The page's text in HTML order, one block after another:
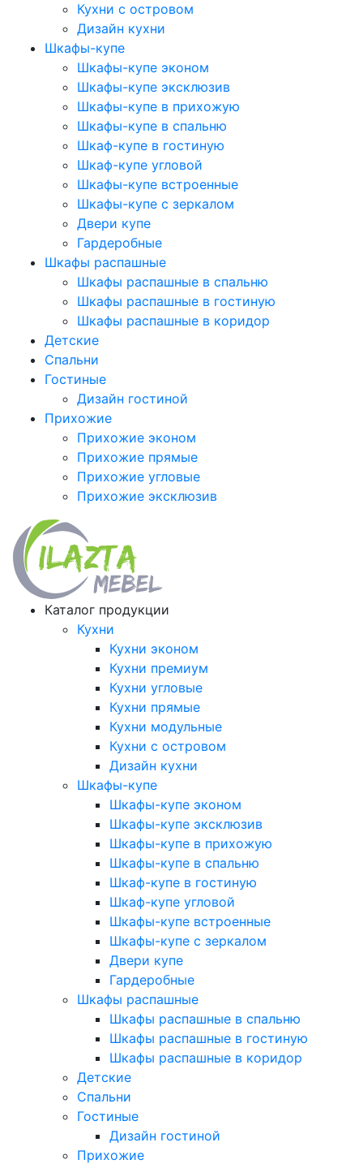
Кухни с островом
Дизайн кухни
Шкафы-купе
Шкафы-купе эконом
Шкафы-купе эксклюзив
Шкафы-купе в прихожую
Шкафы-купе в спальню
Шкаф-купе в гостиную
Шкаф-купе угловой
Шкафы-купе встроенные
Шкафы-купе с зеркалом
Двери купе
Гардеробные
Шкафы распашные
Шкафы распашные в спальню
Шкафы распашные в гостиную
Шкафы распашные в коридор
Детские
Спальни
Гостиные
Дизайн гостиной
Прихожие
Прихожие эконом
Прихожие прямые
Прихожие угловые
Прихожие эксклюзив
Каталог продукции
Кухни
Кухни эконом
Кухни премиум
Кухни угловые
Кухни прямые
Кухни модульные
Кухни с островом
Дизайн кухни
Шкафы-купе
Шкафы-купе эконом
Шкафы-купе эксклюзив
Шкафы-купе в прихожую
Шкафы-купе в спальню
Шкаф-купе в гостиную
Шкаф-купе угловой
Шкафы-купе встроенные
Шкафы-купе с зеркалом
Двери купе
Гардеробные
Шкафы распашные
Шкафы распашные в спальню
Шкафы распашные в гостиную
Шкафы распашные в коридор
Детские
Спальни
Гостиные
Дизайн гостиной
Прихожие